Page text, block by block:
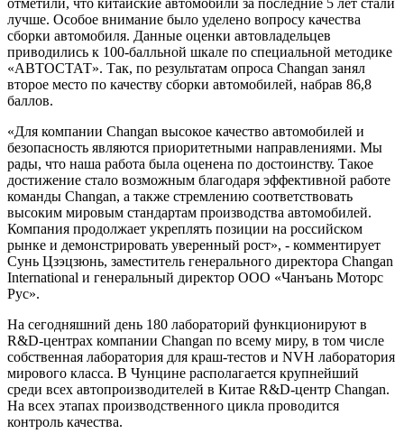
лучше. Особое внимание было уделено вопросу качества
сборки автомобиля. Данные оценки автовладельцев
приводились к 100-балльной шкале по специальной методике
«АВТОСТАТ». Так, по результатам опроса Changan занял
второе место по качеству сборки автомобилей, набрав 86,8
баллов.
«Для компании Changan высокое качество автомобилей и
безопасность являются приоритетными направлениями. Мы
рады, что наша работа была оценена по достоинству. Такое
достижение стало возможным благодаря эффективной работе
команды Changan, а также стремлению соответствовать
высоким мировым стандартам производства автомобилей.
Компания продолжает укреплять позиции на российском
рынке и демонстрировать уверенный рост», - комментирует
Сунь Цзэцзюнь, заместитель генерального директора Changan
International и генеральный директор ООО «Чанъань Моторс
Рус».
На сегодняшний день 180 лабораторий функционируют в
R&D-центрах компании Changan по всему миру, в том числе
собственная лаборатория для краш-тестов и NVH лаборатория
мирового класса. В Чунцине располагается крупнейший
среди всех автопроизводителей в Китае R&D-центр Changan.
На всех этапах производственного цикла проводится
контроль качества.